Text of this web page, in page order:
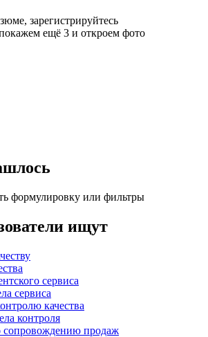
зарегистрируйтесь
ещё 3 и откроем фото
формулировку или фильтры
ищут
сервиса
сервиса
качества
контроля
сопровождению продаж